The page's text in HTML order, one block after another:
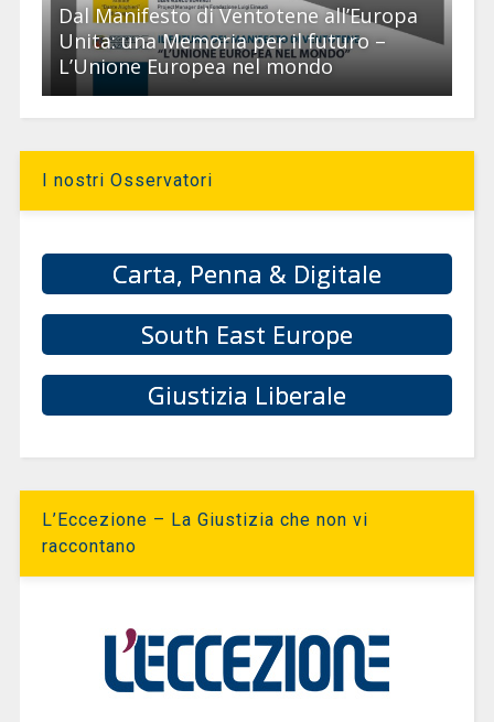
Dal Manifesto di Ventotene all’Europa
Unita: una Memoria per il futuro –
L’Unione Europea nel mondo
I nostri Osservatori
Carta, Penna & Digitale
South East Europe
Giustizia Liberale
L’Eccezione – La Giustizia che non vi
raccontano